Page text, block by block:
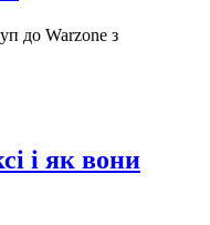
до Warzone з
і як вони